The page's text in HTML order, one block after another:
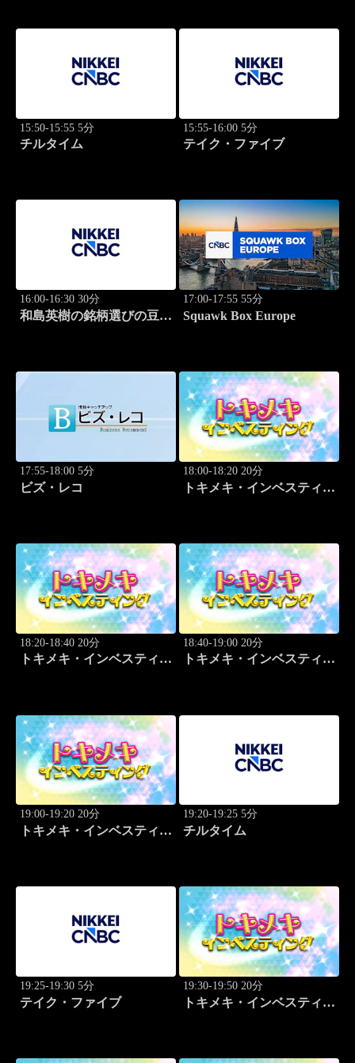
15:50-15:55 5分
チルタイム
15:55-16:00 5分
テイク・ファイブ
16:00-16:30 30分
和島英樹の銘柄選びの豆知
17:00-17:55 55分
Squawk Box Europe
17:55-18:00 5分
ビズ・レコ
18:00-18:20 20分
トキメキ・インベスティン
18:20-18:40 20分
トキメキ・インベスティン
18:40-19:00 20分
トキメキ・インベスティン
19:00-19:20 20分
トキメキ・インベスティン
19:20-19:25 5分
チルタイム
19:25-19:30 5分
テイク・ファイブ
19:30-19:50 20分
トキメキ・インベスティン